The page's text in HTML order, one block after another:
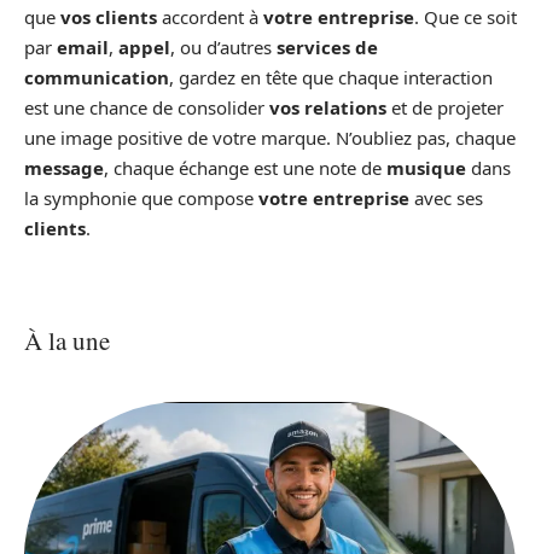
que vos clients accordent à votre entreprise. Que ce soit
par email, appel, ou d’autres services de
communication, gardez en tête que chaque interaction
est une chance de consolider vos relations et de projeter
une image positive de votre marque. N’oubliez pas, chaque
message, chaque échange est une note de musique dans
la symphonie que compose votre entreprise avec ses
clients.
À la une